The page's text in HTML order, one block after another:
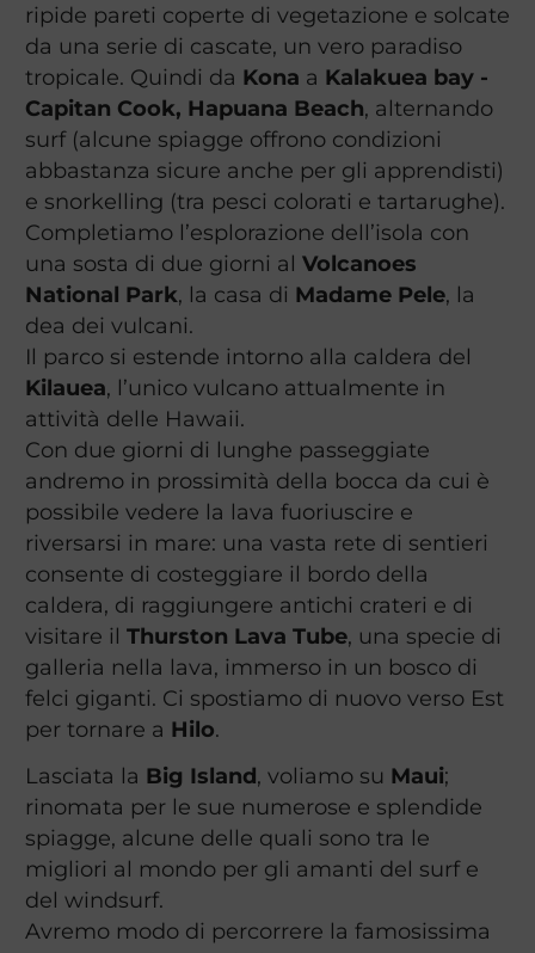
ripide pareti coperte di vegetazione e solcate
da una serie di cascate, un vero paradiso
tropicale. Quindi da Kona a Kalakuea bay -
Capitan Cook, Hapuana Beach, alternando
surf (alcune spiagge offrono condizioni
abbastanza sicure anche per gli apprendisti)
e snorkelling (tra pesci colorati e tartarughe).
Completiamo l’esplorazione dell’isola con
una sosta di due giorni al Volcanoes
National Park, la casa di Madame Pele, la
dea dei vulcani.
Il parco si estende intorno alla caldera del
Kilauea, l’unico vulcano attualmente in
attività delle Hawaii.
Con due giorni di lunghe passeggiate
andremo in prossimità della bocca da cui è
possibile vedere la lava fuoriuscire e
riversarsi in mare: una vasta rete di sentieri
consente di costeggiare il bordo della
caldera, di raggiungere antichi crateri e di
visitare il Thurston Lava Tube, una specie di
galleria nella lava, immerso in un bosco di
felci giganti. Ci spostiamo di nuovo verso Est
per tornare a Hilo.
Lasciata la Big Island, voliamo su Maui;
rinomata per le sue numerose e splendide
spiagge, alcune delle quali sono tra le
migliori al mondo per gli amanti del surf e
del windsurf.
Avremo modo di percorrere la famosissima